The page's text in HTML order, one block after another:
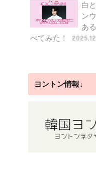
白
ン
あ
べてみた！
ヨントン情報↓